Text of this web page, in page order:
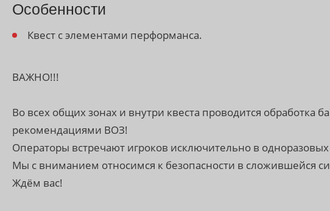
Особенности
Квест с элементами перформанса.
ВАЖНО!!!
Во всех общих зонах и внутри квеста проводится обработка
рекомендациями ВОЗ!
Операторы встречают игроков исключительно в одноразовых
Мы с вниманием относимся к безопасности в сложившейся
Ждём вас!